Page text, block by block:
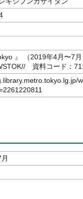
』 （2019年4月〜
資料コード：